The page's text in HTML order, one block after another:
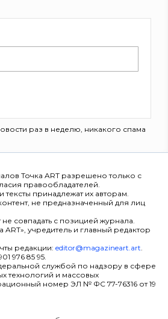
раз в неделю, никакого спама
Точка ART разрешено только с
правообладателей.
тексты принадлежат их авторам.
не предназначенный для лиц
совпадать с позицией журнала.
ART», учредитель и главный редактор
редакции: editor@magazineart.art.
976 85 95.
службой по надзору в сфере
технологий и массовых
номер ЭЛ № ФС 77-76316 от 19